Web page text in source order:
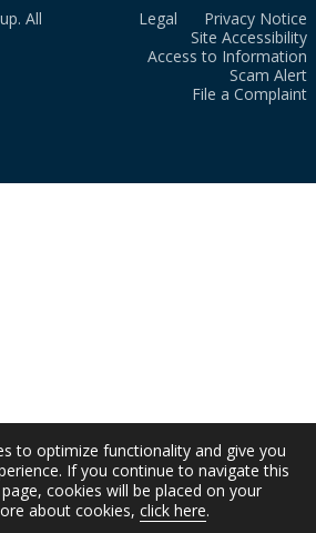
All
Legal
Privacy Notice
Site Accessibility
Access to Information
Scam Alert
File a Complaint
to optimize functionality and give you
If you continue to navigate this
cookies will be placed on your
about cookies, click here.